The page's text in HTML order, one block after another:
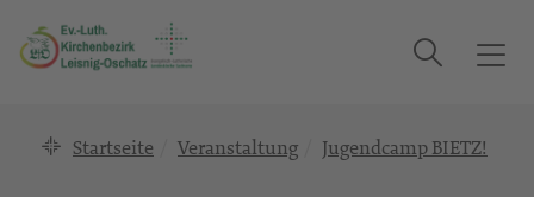
T
Suche
Startseite Veranstaltung Jugendcamp BIETZ!